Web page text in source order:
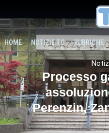
HOME NOTIZIE TG RUBRICHE
Processo
Perenzin,